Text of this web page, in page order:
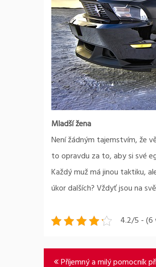
Mladší žena
Není žádným tajemstvím, že
to opravdu za to, aby si své
Každý muž má jinou taktiku,
úkor dalších? Vždyť jsou na
4.2/5 - (6
Navigace
Příjemný a milý pomocník